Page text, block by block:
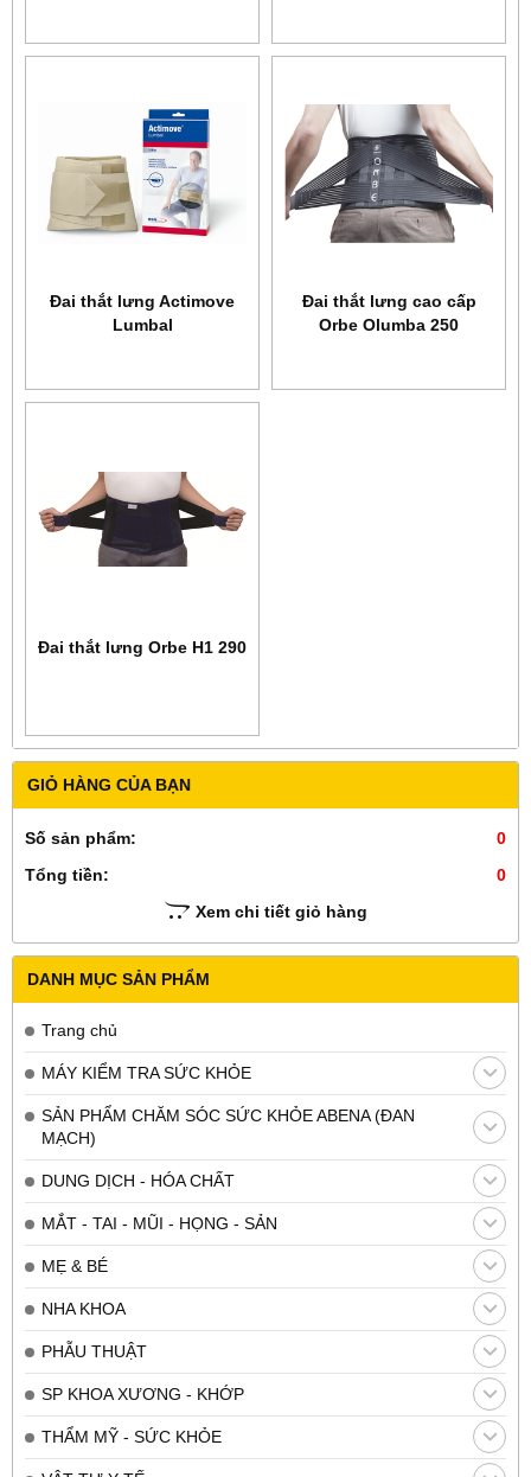
GIỎ HÀNG CỦA BẠN
Số sản phẩm:
0
Tổng tiền:
0
Xem chi tiết giỏ hàng
DANH MỤC SẢN PHẨM
Trang chủ
MÁY KIỂM TRA SỨC KHỎE
SẢN PHẨM CHĂM SÓC SỨC KHỎE ABENA (ĐAN
MẠCH)
DUNG DỊCH - HÓA CHẤT
MẮT - TAI - MŨI - HỌNG - SẢN
MẸ & BÉ
NHA KHOA
PHẪU THUẬT
SP KHOA XƯƠNG - KHỚP
THẨM MỸ - SỨC KHỎE
Đai thắt lưng Actimove
Lumbal
Đai thắt lưng cao cấp
Orbe Olumba 250
Đai thắt lưng Orbe H1 290